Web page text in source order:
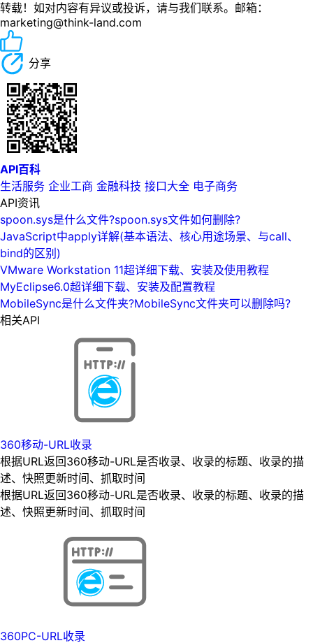
转载！如对内容有异议或投诉，请与我们联系。邮箱：
marketing@think-land.com
分享
API百科
生活服务 企业工商 金融科技 接口大全 电子商务
API资讯
spoon.sys是什么文件?spoon.sys文件如何删除?
JavaScript中apply详解(基本语法、核心用途场景、与call、
bind的区别)
VMware Workstation 11超详细下载、安装及使用教程
MyEclipse6.0超详细下载、安装及配置教程
MobileSync是什么文件夹?MobileSync文件夹可以删除吗?
相关API
360移动-URL收录
根据URL返回360移动-URL是否收录、收录的标题、收录的描
述、快照更新时间、抓取时间
根据URL返回360移动-URL是否收录、收录的标题、收录的描
述、快照更新时间、抓取时间
360PC-URL收录